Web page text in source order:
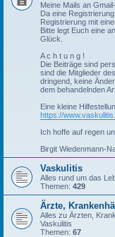
Meine Mails an
Da eine
Registrierung mit
Bitte legt Euch eine
Glück.
A c h t u n g !
Die Beiträge sind
sind die Mitglieder
dringend, keine
dem behandelnden
Eine kleine
https://
Ich hoffe auf regen
Birgit Wiedenmann-
Vaskulitis
Alles rund um das
Themen: 429
Ärzte,
Alles zu Ärzten,
Vaskulitis
Themen: 67